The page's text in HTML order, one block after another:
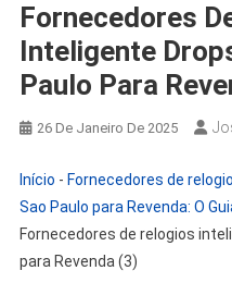
Fornecedores
Inteligente
Paulo Para
26 De Janeiro De 2025
Início - Fornecedores de
Sao Paulo para Revenda: O
Fornecedores de relogios
para Revenda (3)